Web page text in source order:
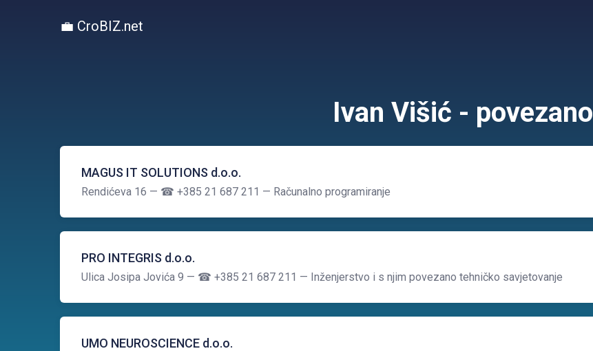
💼 CroBIZ.net
Ivan Višić - povezano
MAGUS IT SOLUTIONS d.o.o.
Rendićeva 16 — ☎ +385 21 687 211 — Računalno programiranje
PRO INTEGRIS d.o.o.
Ulica Josipa Jovića 9 — ☎ +385 21 687 211 — Inženjerstvo i s njim povezano tehničko savjetovanje
UMO NEUROSCIENCE d.o.o.